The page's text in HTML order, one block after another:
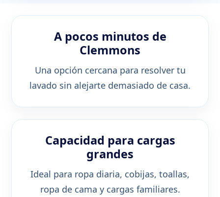
A pocos minutos de
Clemmons
Una opción cercana para resolver tu
lavado sin alejarte demasiado de casa.
Capacidad para cargas
grandes
Ideal para ropa diaria, cobijas, toallas,
ropa de cama y cargas familiares.